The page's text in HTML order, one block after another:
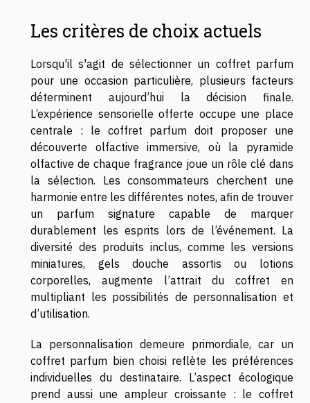
Les critères de choix actuels
Lorsqu'il s'agit de sélectionner un coffret parfum
pour une occasion particulière, plusieurs facteurs
déterminent aujourd’hui la décision finale.
L’expérience sensorielle offerte occupe une place
centrale : le coffret parfum doit proposer une
découverte olfactive immersive, où la pyramide
olfactive de chaque fragrance joue un rôle clé dans
la sélection. Les consommateurs cherchent une
harmonie entre les différentes notes, afin de trouver
un parfum signature capable de marquer
durablement les esprits lors de l’événement. La
diversité des produits inclus, comme les versions
miniatures, gels douche assortis ou lotions
corporelles, augmente l’attrait du coffret en
multipliant les possibilités de personnalisation et
d’utilisation.
La personnalisation demeure primordiale, car un
coffret parfum bien choisi reflète les préférences
individuelles du destinataire. L’aspect écologique
prend aussi une ampleur croissante : le coffret